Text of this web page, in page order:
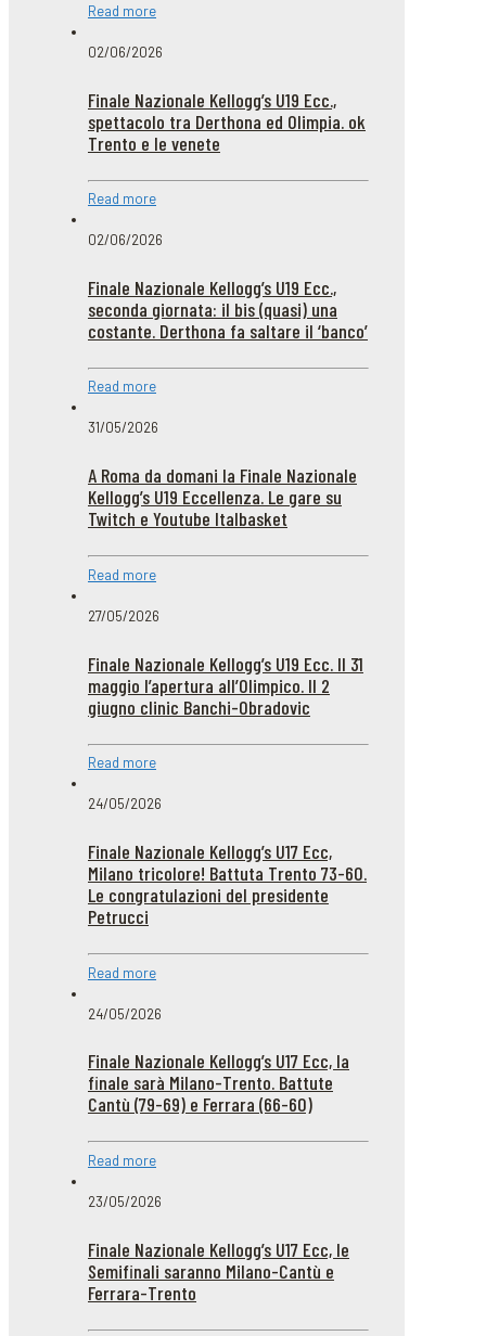
Read more
02/06/2026
Finale Nazionale Kellogg’s U19 Ecc.,
spettacolo tra Derthona ed Olimpia. ok
Trento e le venete
Read more
02/06/2026
Finale Nazionale Kellogg’s U19 Ecc.,
seconda giornata: il bis (quasi) una
costante. Derthona fa saltare il ‘banco’
Read more
31/05/2026
A Roma da domani la Finale Nazionale
Kellogg’s U19 Eccellenza. Le gare su
Twitch e Youtube Italbasket
Read more
27/05/2026
Finale Nazionale Kellogg’s U19 Ecc. Il 31
maggio l’apertura all’Olimpico. Il 2
giugno clinic Banchi-Obradovic
Read more
24/05/2026
Finale Nazionale Kellogg’s U17 Ecc,
Milano tricolore! Battuta Trento 73-60.
Le congratulazioni del presidente
Petrucci
Read more
24/05/2026
Finale Nazionale Kellogg’s U17 Ecc, la
finale sarà Milano-Trento. Battute
Cantù (79-69) e Ferrara (66-60)
Read more
23/05/2026
Finale Nazionale Kellogg’s U17 Ecc, le
Semifinali saranno Milano-Cantù e
Ferrara-Trento